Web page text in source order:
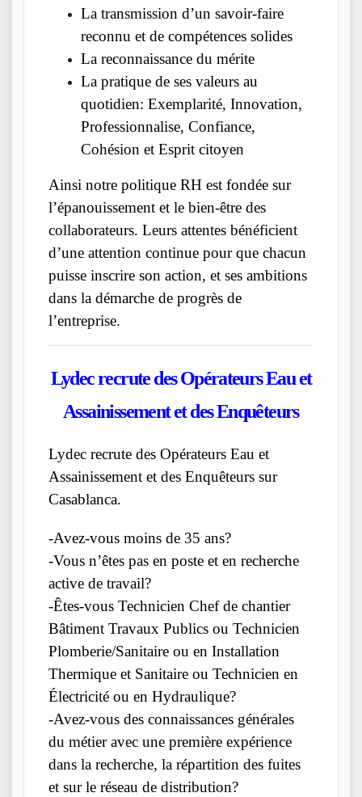
La transmission d’un savoir-faire
reconnu et de compétences solides
La reconnaissance du mérite
La pratique de ses valeurs au
quotidien: Exemplarité, Innovation,
Professionnalise, Confiance,
Cohésion et Esprit citoyen
Ainsi notre politique RH est fondée sur
l’épanouissement et le bien-être des
collaborateurs. Leurs attentes bénéficient
d’une attention continue pour que chacun
puisse inscrire son action, et ses ambitions
dans la démarche de progrès de
l’entreprise.
Lydecrecrute des Opérateurs Eau et
Assainissement et des Enquêteurs
Lydec recrute des Opérateurs Eau et
Assainissement et des Enquêteurs sur
Casablanca.
-Avez-vous moins de 35 ans?
-Vous n’êtes pas en poste et en recherche
active de travail?
-Êtes-vous Technicien Chef de chantier
Bâtiment Travaux Publics ou Technicien
Plomberie/Sanitaire ou en Installation
Thermique et Sanitaire ou Technicien en
Électricité ou en Hydraulique?
-Avez-vous des connaissances générales
du métier avec une première expérience
dans la recherche, la répartition des fuites
et sur le réseau de distribution?